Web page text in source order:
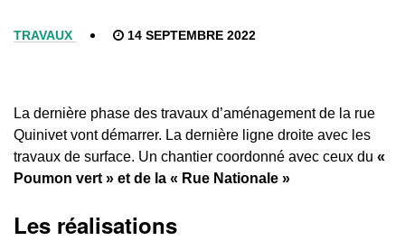
TRAVAUX 14 SEPTEMBRE 2022
La dernière phase des travaux d’aménagement de la rue
Quinivet vont démarrer. La dernière ligne droite avec les
travaux de surface. Un chantier coordonné avec ceux du «
Poumon vert » et de la « Rue Nationale »
Les réalisations